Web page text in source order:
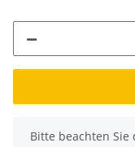
x
Bitte beachten Sie